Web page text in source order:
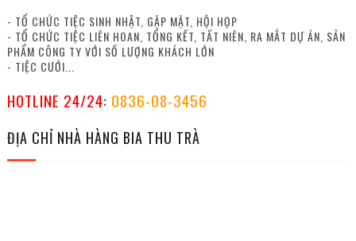
- TỔ CHỨC TIỆC SINH NHẬT, GẶP MẶT, HỘI HỌP
- TỔ CHỨC TIỆC LIÊN HOAN, TỔNG KẾT, TẤT NIÊN, RA MẮT DỰ ÁN, SẢN
PHẨM CÔNG TY VỚI SỐ LƯỢNG KHÁCH LỚN
- TIỆC CƯỚI...
HOTLINE 24/24: 0836-08-3456
ĐỊA CHỈ NHÀ HÀNG BIA THU TRÀ